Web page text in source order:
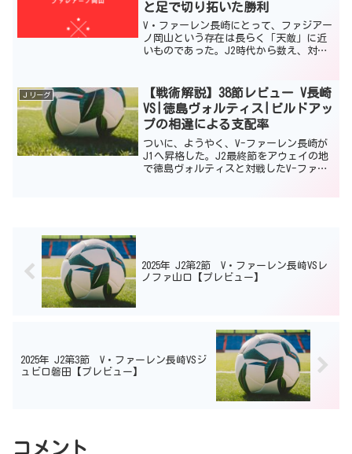
と足で切り拓いた勝利
V・ファーレン長崎にとって、ファジアー
ノ岡山という存在は長らく「天敵」に近
いものであった。J2時代から数え、対戦
は岡山に対して明確な苦手意識を抱えて
きた歴史がある。...
Ｊリーグ
【戦術解説】38節レビュー V長崎
VS|徳島ヴォルティス|ビルドアッ
プの相違による支配率
ついに、ようやく、V-ファーレン長崎が
J1へ昇格した。J2最終節をアウェイの地
で徳島ヴォルティスと対戦したV-ファー
2025年 J2第2節 V・ファーレン長崎VSレ
ノファ山口【プレビュー】
2025年 J2第3節 V・ファーレン長崎VSジ
ュビロ磐田【プレビュー】
コメント